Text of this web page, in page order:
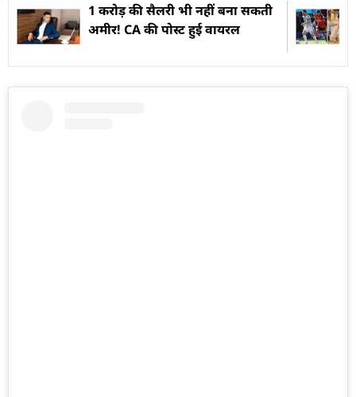
1 करोड़ की सैलरी भी नहीं बना सकती
अमीर! CA की पोस्ट हुई वायरल